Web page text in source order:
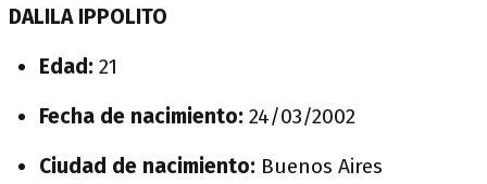
DALILA IPPOLITO
Edad: 21
Fecha de nacimiento: 24/03/2002
Ciudad de nacimiento: Buenos Aires